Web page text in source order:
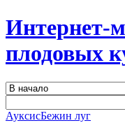
Интернет-
плодовых
АуксисБежин луг